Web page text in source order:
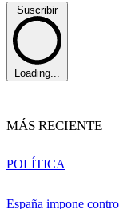
Suscribir
Loading...
MÁS RECIENTE
España impone
POLÍTICA